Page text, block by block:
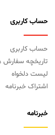
حساب کاربری
حساب کاربری
تاریخچه سفارش
لیست دلخواه
اشتراک خبرنامه
خبرنامه